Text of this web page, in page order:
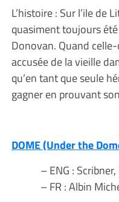
L’histoire : Sur l’ile de
quasiment toujours
Donovan. Quand
accusée de la vieille
qu’en tant que seule
gagner en prouvant
DOME (Under the
– ENG : Scribner,
– FR : Albin